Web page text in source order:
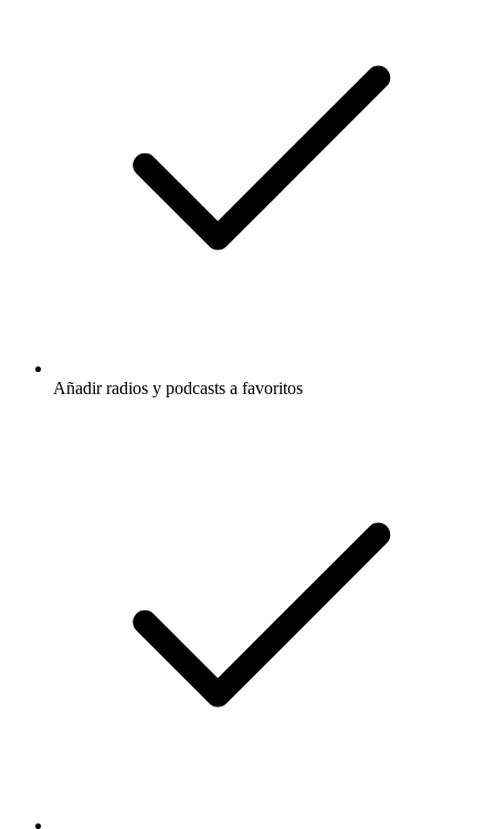
Añadir radios y podcasts a favoritos